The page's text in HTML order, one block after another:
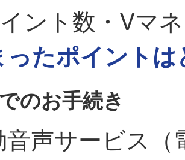
イント数・Vマ
ったポイント
のお手続き
音声サービス